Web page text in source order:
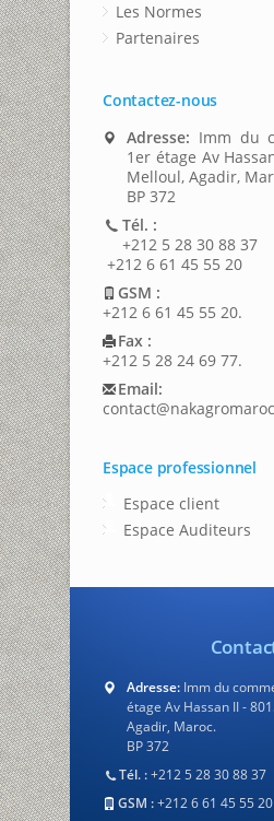
Les Normes
Partenaires
Contactez-nous
Adresse: Imm du
1er étage Av
Melloul, Agadir,
BP 372
Tél. :
+212 5 28 30 88 37
+212 6 61 45 55 20
GSM :
+212 6 61 45 55 20.
Fax :
+212 5 28 24 69 77.
Email:
Espace professionnel
Espace client
Espace Auditeurs
Adresse: Imm du
étage Av Hassan II -
Agadir, Maroc.
BP 372
Tél. :+212 5 28 30 88 37
GSM :+212 6 61 45 55 20